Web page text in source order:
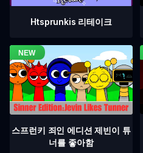
Htsprunkis 리테이크
스프런키 죄인 에디션 제빈이 튜
너를 좋아함